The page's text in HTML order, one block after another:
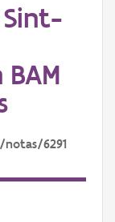
6291